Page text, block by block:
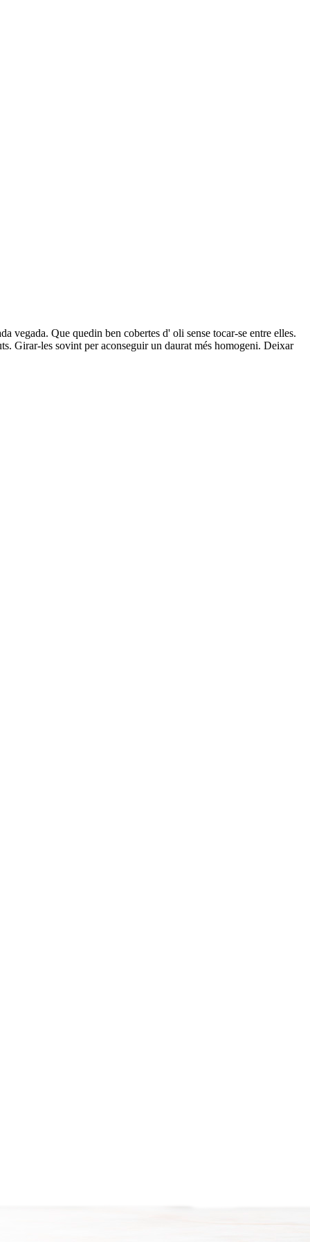
Que quedin ben cobertes d' oli sense tocar-se entre elles.
Girar-les sovint per aconseguir un daurat més homogeni. Deixar